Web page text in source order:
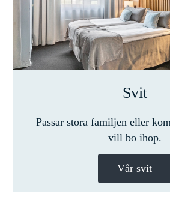
Svit
Passar stora familjen eller
vill bo ihop.
Vår svit